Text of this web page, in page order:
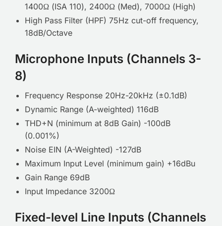
1400Ω (ISA 110), 2400Ω (Med), 7000Ω (High)
High Pass Filter (HPF) 75Hz cut-off frequency,
18dB/Octave
Microphone Inputs (Channels 3-
8)
Frequency Response 20Hz-20kHz (±0.1dB)
Dynamic Range (A-weighted) 116dB
THD+N (minimum at 8dB Gain) -100dB
(0.001%)
Noise EIN (A-Weighted) -127dB
Maximum Input Level (minimum gain) +16dBu
Gain Range 69dB
Input Impedance 3200Ω
Fixed-level Line Inputs (Channels